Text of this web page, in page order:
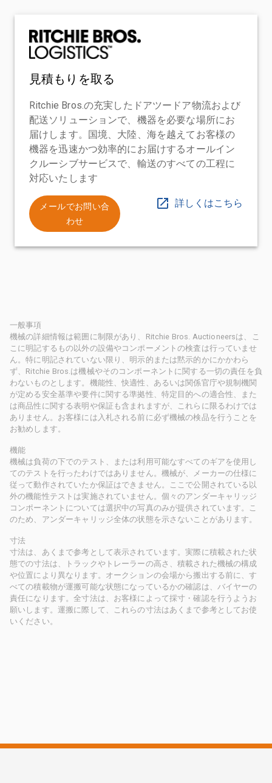
見積もりを取る
Ritchie Bros.の充実したドアツードア物流および
配送ソリューションで、機器を必要な場所にお
届けします。国境、大陸、海を越えてお客様の
機器を迅速かつ効率的にお届けするオールイン
クルーシブサービスで、輸送のすべての工程に
対応いたします
メールでお問い合
わせ
詳しくはこちら
一般事項
機械の詳細情報は範囲に制限があり、Ritchie Bros. Auctioneersは、こ
こに明記するもの以外の設備やコンポーメントの検査は行っていませ
ん。特に明記されていない限り、明示的または黙示的かにかかわら
ず、Ritchie Bros.は機械やそのコンポーネントに関する一切の責任を負
わないものとします。機能性、快適性、あるいは関係官庁や規制機関
が定める安全基準や要件に関する準拠性、特定目的への適合性、また
は商品性に関する表明や保証も含まれますが、これらに限るわけでは
ありません。お客様には入札される前に必ず機械の検品を行うことを
お勧めします。
機能
機械は負荷の下でのテスト、または利用可能なすべてのギアを使用し
てのテストを行ったわけではありません。機械が、メーカーの仕様に
従って動作されていたか保証はできません。ここで公開されている以
外の機能性テストは実施されていません。個々のアンダーキャリッジ
コンポーネントについては選択中の写真のみが提供されています。こ
のため、アンダーキャリッジ全体の状態を示さないことがあります。
寸法
寸法は、あくまで参考として表示されています。実際に積載された状
態での寸法は、トラックやトレーラーの高さ、積載された機械の構成
や位置により異なります。オークションの会場から搬出する前に、す
べての積載物が運搬可能な状態になっているかの確認は、バイヤーの
責任になります。全寸法は、お客様によって採寸・確認を行うようお
願いします。運搬に際して、これらの寸法はあくまで参考としてお使
いください。